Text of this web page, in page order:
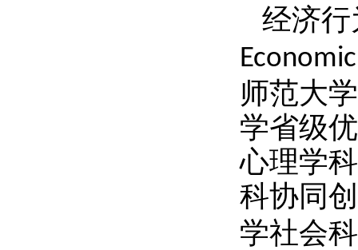
经济
师范大
学省级
心理学
科协同
学社会